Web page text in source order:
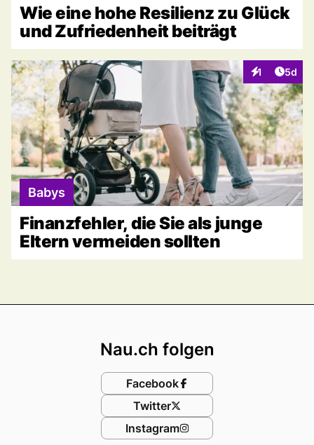
Wie eine hohe Resilienz zu Glück
und Zufriedenheit beiträgt
1
Interaktionen
5d
Babys
Finanzfehler, die Sie als junge
Eltern vermeiden sollten
Nau.ch folgen
Facebook
Twitter
Instagram